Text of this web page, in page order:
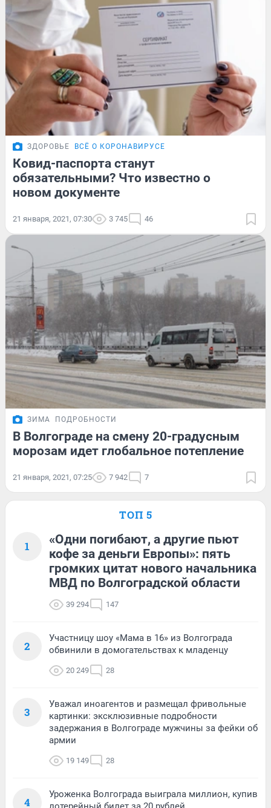
ЗДОРОВЬЕ ВСЁ О КОРОНАВИРУСЕ
Ковид-паспорта станут
обязательными? Что известно о
новом документе
21 января, 2021, 07:30 3 745 46
ЗИМА ПОДРОБНОСТИ
В Волгограде на смену 20-градусным
морозам идет глобальное потепление
21 января, 2021, 07:25 7 942 7
ТОП 5
1
«Одни погибают, а другие пьют
кофе за деньги Европы»: пять
громких цитат нового начальника
МВД по Волгоградской области
39 294 147
2
Участницу шоу «Мама в 16» из Волгограда
обвинили в домогательствах к младенцу
20 249 28
3
Уважал иноагентов и размещал фривольные
картинки: эксклюзивные подробности
задержания в Волгограде мужчины за фейки об
армии
19 149 28
4
Уроженка Волгограда выиграла миллион, купив